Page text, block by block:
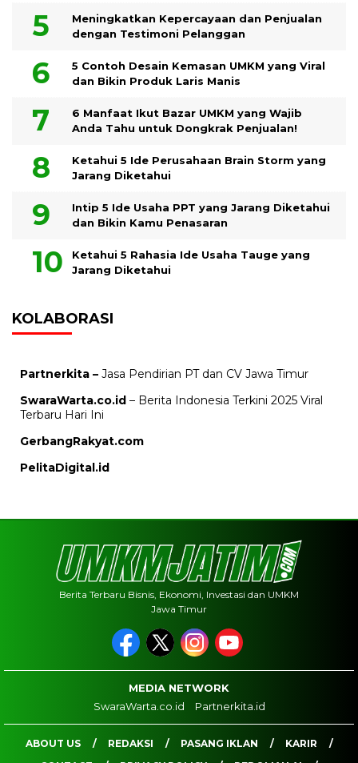
Meningkatkan Kepercayaan dan Penjualan
dengan Testimoni Pelanggan
5 Contoh Desain Kemasan UMKM yang Viral
dan Bikin Produk Laris Manis
6 Manfaat Ikut Bazar UMKM yang Wajib
Anda Tahu untuk Dongkrak Penjualan!
Ketahui 5 Ide Perusahaan Brain Storm yang
Jarang Diketahui
Intip 5 Ide Usaha PPT yang Jarang Diketahui
dan Bikin Kamu Penasaran
Ketahui 5 Rahasia Ide Usaha Tauge yang
Jarang Diketahui
KOLABORASI
Partnerkita – Jasa Pendirian PT dan CV Jawa Timur
SwaraWarta.co.id – Berita Indonesia Terkini 2025 Viral
Terbaru Hari Ini
GerbangRakyat.com
PelitaDigital.id
Berita Terbaru Bisnis, Ekonomi, Investasi dan UMKM
Jawa Timur
MEDIA NETWORK
SwaraWarta.co.id
Partnerkita.id
ABOUT US REDAKSI PASANG IKLAN
KARIR